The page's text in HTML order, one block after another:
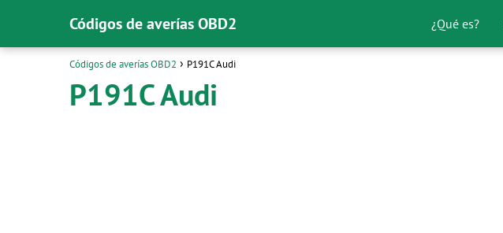
Códigos de averías OBD2 ¿Qué es?
Códigos de averías OBD2 P191C Audi
P191C Audi